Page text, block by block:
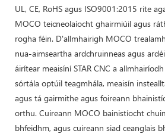
UL, CE, RoHS agus ISO9001:2015 rite
MOCO teicneolaíocht ghairmiúil agus
rogha féin. D'allmhairigh MOCO
nua-aimseartha ardchruinneas agus
áirítear meaisíní STAR CNC a
sórtála optúil teagmhála, meaisín
agus tá gairmithe agus foireann
orthu. Cuireann MOCO bainistíocht
bhfeidhm, agus cuireann siad ceanglais